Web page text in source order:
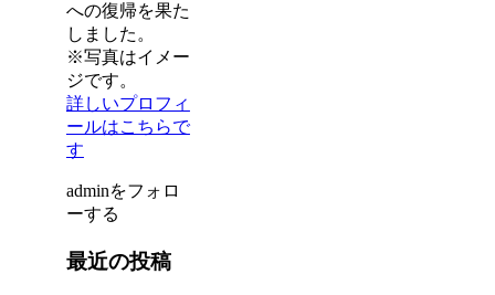
への復帰を果た
しました。
※写真はイメー
ジです。
詳しいプロフィ
ールはこちらで
す
adminをフォロ
ーする
最近の投稿